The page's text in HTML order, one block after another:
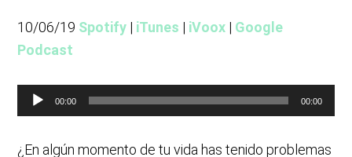
10/06/19 Spotify | iTunes | iVoox | Google
Podcast
Reproductor
de
audio
00:00 00:00
¿En algún momento de tu vida has tenido problemas